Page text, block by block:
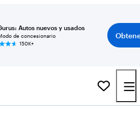
Autos nuevos y usados
de concesionario
150K+